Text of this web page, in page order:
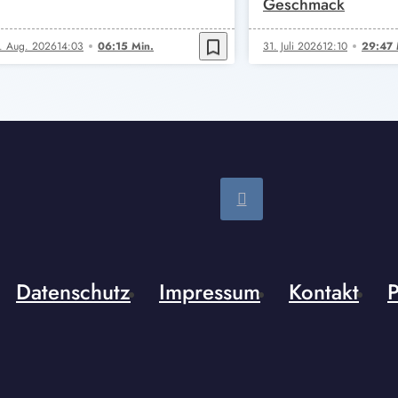
Aug. 202614:03 06:15 Min. bookmark_border 31. Juli 202612:10 29:47
Datenschutz Impressum Kontakt